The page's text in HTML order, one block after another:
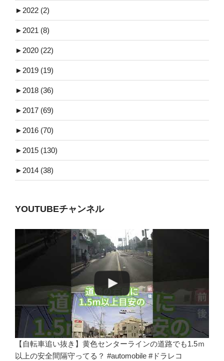
► 2022 (2)
► 2021 (8)
► 2020 (22)
► 2019 (19)
► 2018 (36)
► 2017 (69)
► 2016 (70)
► 2015 (130)
► 2014 (38)
YOUTUBEチャンネル
【自転車追い抜き】黄色センターラインの道路でも1.5ｍ
以上の安全間隔守ってる？ #automobile #ドラレコ